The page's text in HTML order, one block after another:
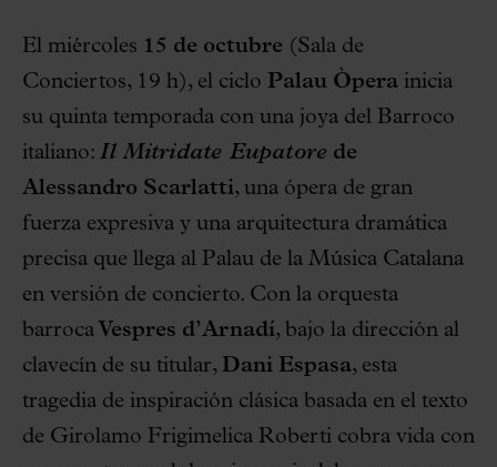
El miércoles 15 de octubre (Sala de
Conciertos, 19 h), el ciclo Palau Òpera inicia
su quinta temporada con una joya del Barroco
italiano: Il Mitridate Eupatore de
Alessandro Scarlatti, una ópera de gran
fuerza expresiva y una arquitectura dramática
precisa que llega al Palau de la Música Catalana
en versión de concierto. Con la orquesta
barroca Vespres d’Arnadí, bajo la dirección al
clavecín de su titular, Dani Espasa, esta
tragedia de inspiración clásica basada en el texto
de Girolamo Frigimelica Roberti cobra vida con